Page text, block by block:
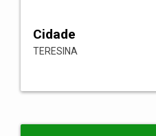
Cidade
TERESINA